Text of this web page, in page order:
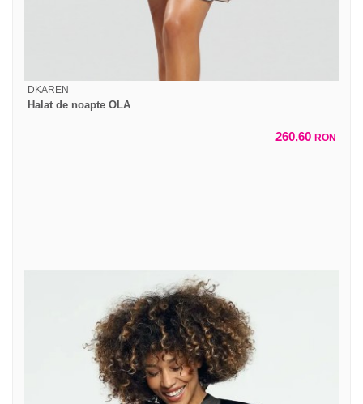
DKAREN
Halat de noapte OLA
260,60 RON